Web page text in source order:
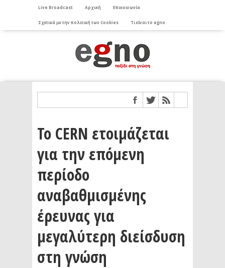
Live Broadcast Αρχική Επικοινωνία
Σχετικά με την πολιτική των Cookies Τι είναι το egno
Το CERN ετοιμάζεται
για την επόμενη
περίοδο
αναβαθμισμένης
έρευνας για
μεγαλύτερη διείσδυση
στη γνώση